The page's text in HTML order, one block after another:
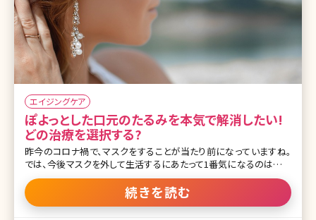
エイジングケア
ぽよっとした口元のたるみを本気で解消したい!
どの治療を選択する?
昨今のコロナ禍で、マスクをすることが当たり前になっていますね。
では、今後マスクを外して生活するにあたって1番気になるのは目の
下からフェイスラインまでの中顔面及び下顔面です。特に、ほうれい
線や口元のぽよっとしたたるみで悩まれている方が多いです。ダイエ
ットで改善すると思っても効果がなかったり、そればかりか歳を重ね
続きを読む